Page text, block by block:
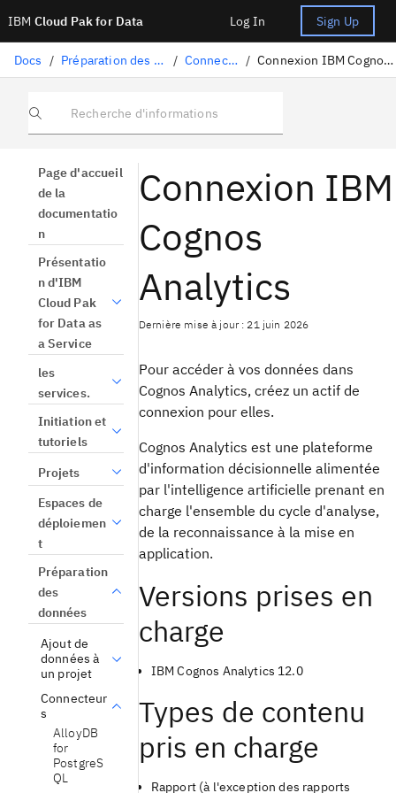
IBM Cloud Pak for Data Log In Sign Up
Docs / Préparation des données / Connecteurs / Connexion IBM Cognos Analytics
Recherche d'informations
Page d'accueil
de la
documentatio
n
Présentatio
n d'IBM
Cloud Pak
for Data as
a Service
les
services.
Initiation et
tutoriels
Projets
Espaces de
déploiemen
t
Préparation
des
données
Ajout de
données à
un projet
Connecteur
s
AlloyDB
for
PostgreS
QL
Connexion IBM
Cognos
Analytics
Dernière mise à jour : 21 juin 2026
Pour accéder à vos données dans
Cognos Analytics, créez un actif de
connexion pour elles.
Cognos Analytics est une plateforme
d'information décisionnelle alimentée
par l'intelligence artificielle prenant en
charge l'ensemble du cycle d'analyse,
de la reconnaissance à la mise en
application.
Versions prises en
charge
IBM Cognos Analytics 12.0
Types de contenu
pris en charge
Rapport (à l'exception des rapports